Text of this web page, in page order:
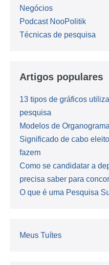
Negócios
Podcast NooPolitik
Técnicas de pesquisa
Artigos populares
13 tipos de gráficos
pesquisa
Modelos de
Significado de cabo
fazem
Como se candidatar a
precisa saber para
O que é uma Pesquisa
Meus Tuítes